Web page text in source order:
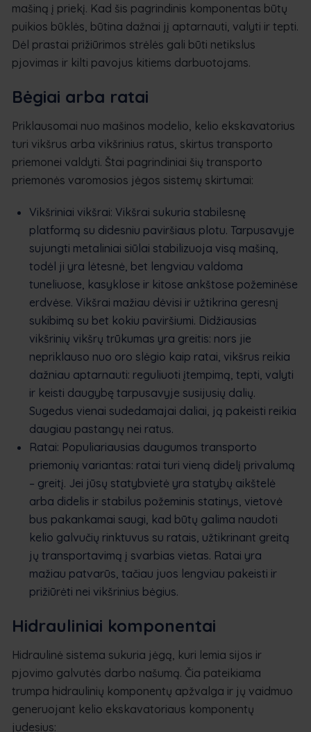
mašiną į priekį. Kad šis pagrindinis komponentas būtų
puikios būklės, būtina dažnai jį aptarnauti, valyti ir tepti.
Dėl prastai prižiūrimos strėlės gali būti netikslus
pjovimas ir kilti pavojus kitiems darbuotojams.
Bėgiai arba ratai
Priklausomai nuo mašinos modelio, kelio ekskavatorius
turi vikšrus arba vikšrinius ratus, skirtus transporto
priemonei valdyti. Štai pagrindiniai šių transporto
priemonės varomosios jėgos sistemų skirtumai:
Vikšriniai vikšrai: Vikšrai sukuria stabilesnę
platformą su didesniu paviršiaus plotu. Tarpusavyje
sujungti metaliniai siūlai stabilizuoja visą mašiną,
todėl ji yra lėtesnė, bet lengviau valdoma
tuneliuose, kasyklose ir kitose ankštose požeminėse
erdvėse. Vikšrai mažiau dėvisi ir užtikrina geresnį
sukibimą su bet kokiu paviršiumi. Didžiausias
vikšrinių vikšrų trūkumas yra greitis: nors jie
nepriklauso nuo oro slėgio kaip ratai, vikšrus reikia
dažniau aptarnauti: reguliuoti įtempimą, tepti, valyti
ir keisti daugybę tarpusavyje susijusių dalių.
Sugedus vienai sudedamajai daliai, ją pakeisti reikia
daugiau pastangų nei ratus.
Ratai: Populiariausias daugumos transporto
priemonių variantas: ratai turi vieną didelį privalumą
– greitį. Jei jūsų statybvietė yra statybų aikštelė
arba didelis ir stabilus požeminis statinys, vietovė
bus pakankamai saugi, kad būtų galima naudoti
kelio galvučių rinktuvus su ratais, užtikrinant greitą
jų transportavimą į svarbias vietas. Ratai yra
mažiau patvarūs, tačiau juos lengviau pakeisti ir
prižiūrėti nei vikšrinius bėgius.
Hidrauliniai komponentai
Hidraulinė sistema sukuria jėgą, kuri lemia sijos ir
pjovimo galvutės darbo našumą. Čia pateikiama
trumpa hidraulinių komponentų apžvalga ir jų vaidmuo
generuojant kelio ekskavatoriaus komponentų
judesius: